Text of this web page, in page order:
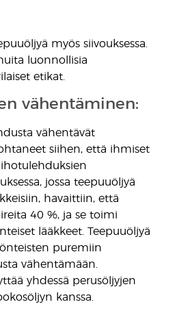
myös siivouksessa.
luonnollisia
etikat.
vähentäminen:
vähentävät
siihen, että ihmiset
jossa teepuuöljyä
havaittiin, että
40 %, ja se toimi
lääkkeet. Teepuuöljyä
puremiin
vähentämään.
yhdessä perusöljyjen
kanssa.